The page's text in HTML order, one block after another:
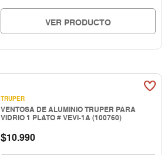
VER PRODUCTO
TRUPER
VENTOSA DE ALUMINIO TRUPER PARA
VIDRIO 1 PLATO # VEVI-1A (100760)
$10.990